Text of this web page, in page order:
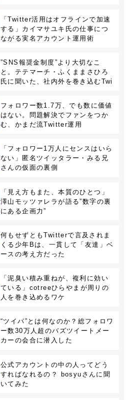
「Twitter活用はオフラインで加速
する」カイマサユキ氏の仕事につ
ながる実名アカウント運用術
”SNS報奨金制度”より大切なこ
と。テテマーチ・ふくままさひろ
氏に聞いた、社内外を巻き込むTwi
フォロワー数1.7万、でも数に価値
はない。問題解決でファンをつか
む、かまだ流Twitter運用
「フォロワー1万人にセンスはいら
ない」匿名ツイッタラー・みる兄
さんの仮面の裏側
「見え方もまた、本質のひとつ」
澤山モッツァレラが語る”数字の裏
にある企画力”
何もせずともTwitterで言及されま
くる少年Bは、一貫して「友達」ベ
ースの考え方だった
「泥臭い積み重ねが、複利に効い
ている」cotreeひらやまが周りの
人を巻き込めるワケ
“ツイパ”とは何なのか？総フォロワ
ー数30万人超のバズツイートメー
カーの会合に潜入した
公式アカウントの中の人ってどう
すればなれるの？ bosyuさんに聞
いてみた